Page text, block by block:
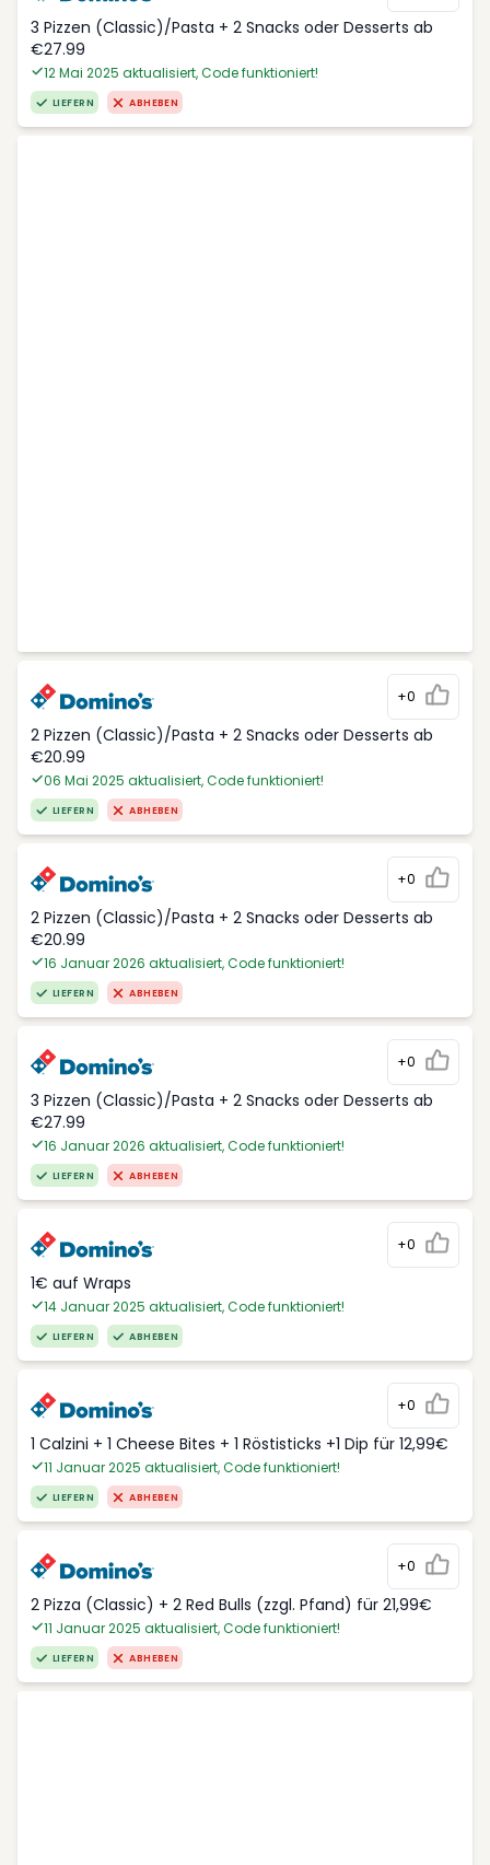
3 Pizzen (Classic)/Pasta + 2 Snacks oder Desserts ab
€27.99
12 Mai 2025 aktualisiert, Code funktioniert!
LIEFERN ABHEBEN
+0
2 Pizzen (Classic)/Pasta + 2 Snacks oder Desserts ab
€20.99
06 Mai 2025 aktualisiert, Code funktioniert!
LIEFERN ABHEBEN
+0
2 Pizzen (Classic)/Pasta + 2 Snacks oder Desserts ab
€20.99
16 Januar 2026 aktualisiert, Code funktioniert!
LIEFERN ABHEBEN
+0
3 Pizzen (Classic)/Pasta + 2 Snacks oder Desserts ab
€27.99
16 Januar 2026 aktualisiert, Code funktioniert!
LIEFERN ABHEBEN
+0
1€ auf Wraps
14 Januar 2025 aktualisiert, Code funktioniert!
LIEFERN ABHEBEN
+0
1 Calzini + 1 Cheese Bites + 1 Röstisticks +1 Dip für 12,99€
11 Januar 2025 aktualisiert, Code funktioniert!
LIEFERN ABHEBEN
+0
2 Pizza (Classic) + 2 Red Bulls (zzgl. Pfand) für 21,99€
11 Januar 2025 aktualisiert, Code funktioniert!
LIEFERN ABHEBEN